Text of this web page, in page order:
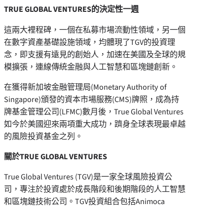
TRUE GLOBAL VENTURES的決定性一週
這兩大裡程碑，一個在私募市場流動性領域，另一個
在數字資產基礎設施領域，均體現了TGV的投資理
念，即支援有遠見的創始人，加速在美國及全球的規
模擴張，連線傳統金融與人工智慧和區塊鏈創新。
在獲得新加坡金融管理局(Monetary Authority of
Singapore)頒發的資本市場服務(CMS)牌照，成為持
牌基金管理公司(LFMC)數月後，True Global Ventures
如今於美國迎來兩項重大成功，躋身全球表現最卓越
的風險投資基金之列。
關於TRUE GLOBAL VENTURES
True Global Ventures (TGV)是一家全球風險投資公
司，專注於投資處於成長階段和後期階段的人工智慧
和區塊鏈技術公司。TGV投資組合包括Animoca